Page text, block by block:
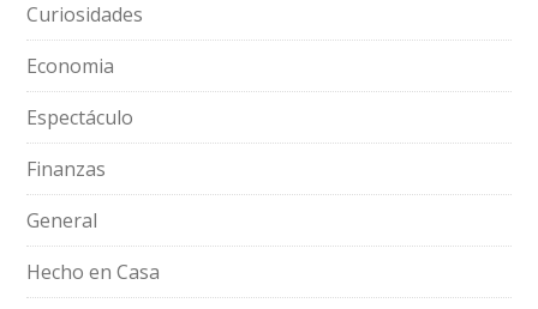
Curiosidades
Economia
Espectáculo
Finanzas
General
Hecho en Casa